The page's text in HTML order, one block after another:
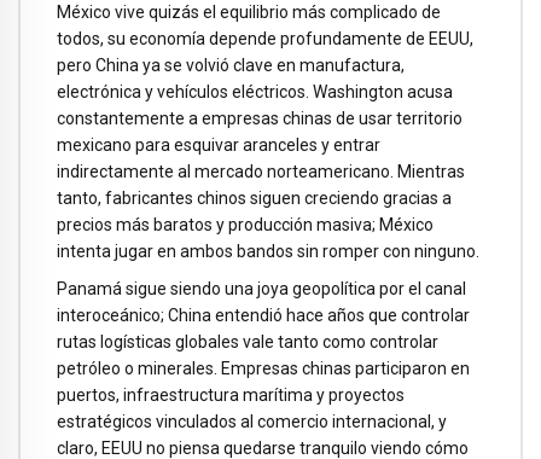
México vive quizás el equilibrio más complicado de
todos, su economía depende profundamente de EEUU,
pero China ya se volvió clave en manufactura,
electrónica y vehículos eléctricos. Washington acusa
constantemente a empresas chinas de usar territorio
mexicano para esquivar aranceles y entrar
indirectamente al mercado norteamericano. Mientras
tanto, fabricantes chinos siguen creciendo gracias a
precios más baratos y producción masiva; México
intenta jugar en ambos bandos sin romper con ninguno.
Panamá sigue siendo una joya geopolítica por el canal
interoceánico; China entendió hace años que controlar
rutas logísticas globales vale tanto como controlar
petróleo o minerales. Empresas chinas participaron en
puertos, infraestructura marítima y proyectos
estratégicos vinculados al comercio internacional, y
claro, EEUU no piensa quedarse tranquilo viendo cómo